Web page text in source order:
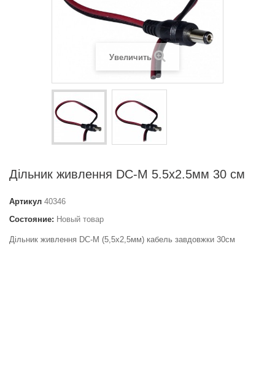
Увеличить
Дільник живлення DC-M 5.5x2.5мм 30 см
Артикул 40346
Состояние: Новый товар
Дільник живлення DC-M (5,5x2,5мм) кабель завдовжки 30см